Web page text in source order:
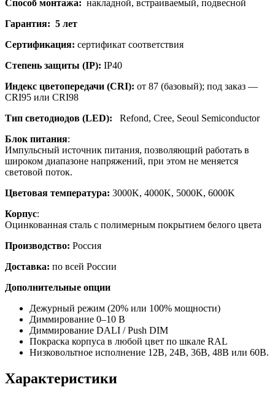
Способ монтажа: накладной, встраиваемый, подвесной
Гарантия: 5 лет
Сертификация: сертификат соответствия
Степень защиты (IP): IP40
Индекс цветопередачи (CRI): от 87 (базовый); под заказ —
CRI95 или CRI98
Тип светодиодов (LED): Refond, Cree, Seoul Semiconductor
Блок питания:
Импульсный источник питания, позволяющий работать в
широком диапазоне напряжений, при этом не меняется
световой поток.
Цветовая температура: 3000K, 4000K, 5000K, 6000K
Корпус:
Оцинкованная сталь с полимерным покрытием белого цвета
Производство: Россия
Доставка: по всей России
Дополнительные опции
Дежурный режим (20% или 100% мощности)
Диммирование 0–10 В
Диммирование DALI / Push DIM
Покраска корпуса в любой цвет по шкале RAL
Низковольтное исполнение 12В, 24В, 36В, 48В или 60В.
Характеристики